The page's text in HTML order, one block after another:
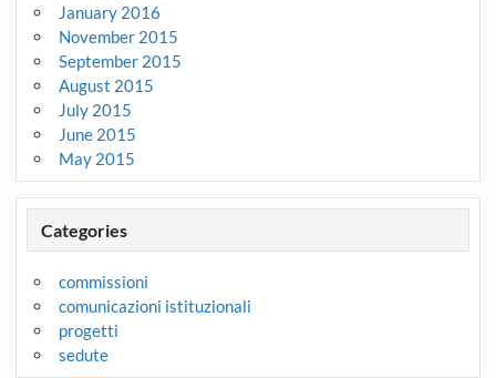
January 2016
November 2015
September 2015
August 2015
July 2015
June 2015
May 2015
Categories
commissioni
comunicazioni istituzionali
progetti
sedute